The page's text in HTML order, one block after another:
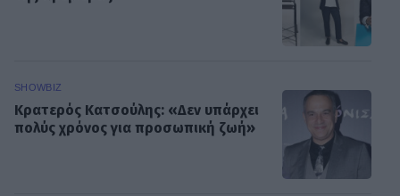
SHOWBIZ
Κρατερός Κατσούλης: «Δεν υπάρχει
πολύς χρόνος για προσωπική ζωή»